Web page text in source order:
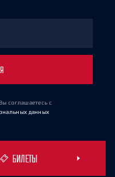
соглашаетесь с
данных
БИЛЕТЫ